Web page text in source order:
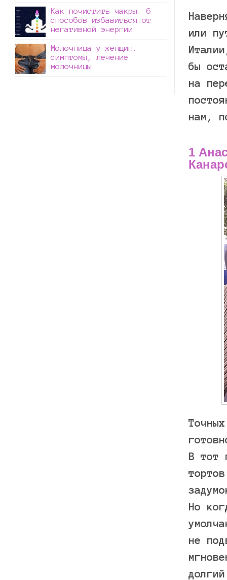
или
бы
на
нам,
1
В тот
Но
не
Как почистить чакры: 6
способов избавиться от
негативной энергии
Молочница у женщин:
симптомы, лечение
молочницы